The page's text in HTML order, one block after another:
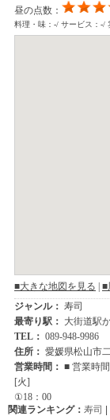
関連ランキング： 寿司 |